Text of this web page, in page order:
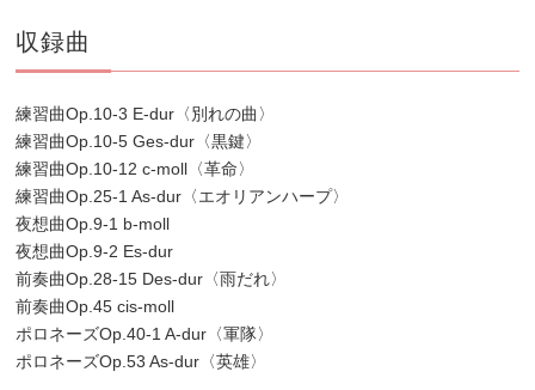
収録曲
練習曲Op.10-3 E-dur〈別れの曲〉
練習曲Op.10-5 Ges-dur〈黒鍵〉
練習曲Op.10-12 c-moll〈革命〉
練習曲Op.25-1 As-dur〈エオリアンハープ〉
夜想曲Op.9-1 b-moll
夜想曲Op.9-2 Es-dur
前奏曲Op.28-15 Des-dur〈雨だれ〉
前奏曲Op.45 cis-moll
ポロネーズOp.40-1 A-dur〈軍隊〉
ポロネーズOp.53 As-dur〈英雄〉